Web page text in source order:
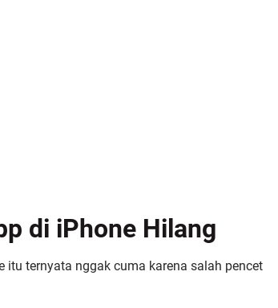
di iPhone Hilang
ternyata nggak cuma karena salah pencet